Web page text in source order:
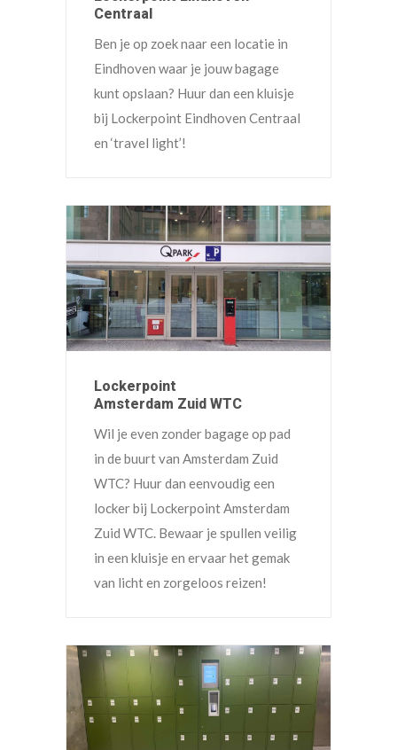
Centraal
Ben je op zoek naar een locatie in
Eindhoven waar je jouw bagage
kunt opslaan? Huur dan een kluisje
bij Lockerpoint Eindhoven Centraal
en ‘travel light’!
Lockerpoint
Amsterdam Zuid WTC
Wil je even zonder bagage op pad
in de buurt van Amsterdam Zuid
WTC? Huur dan eenvoudig een
locker bij Lockerpoint Amsterdam
Zuid WTC. Bewaar je spullen veilig
in een kluisje en ervaar het gemak
van licht en zorgeloos reizen!